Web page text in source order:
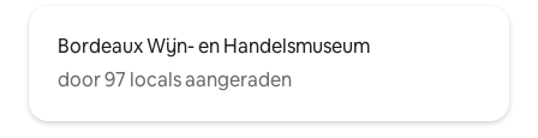
Bordeaux Wijn- en Handelsmuseum
door 97 locals aangeraden